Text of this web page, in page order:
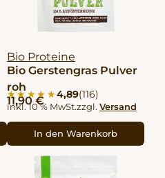
Bio Proteine
Bio Gerstengras Pulver
roh
★★★★★
★★★★★4,89(116)
11,90€
inkl. 10 % MwSt.zzgl. Versand
In den Warenkorb